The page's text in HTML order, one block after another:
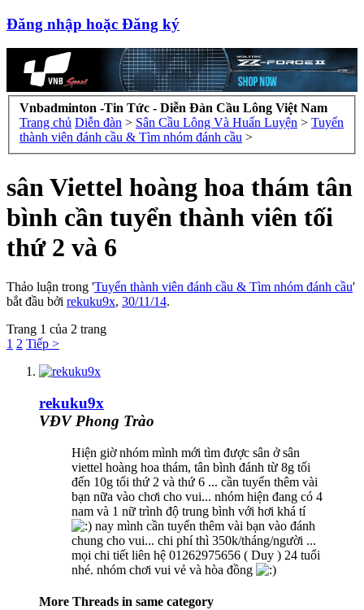
Đăng nhập hoặc Đăng ký
Vnbadminton -Tin Tức - Diễn Đàn Cầu Lông Việt Nam
Trang chủ Diễn đàn > Sân Cầu Lông Và Huấn Luyện > Tuyển
thành viên đánh cầu & Tìm nhóm đánh cầu >
sân Viettel hoàng hoa thám tân
bình cần tuyển thành viên tối
thứ 2 và 6
Thảo luận trong 'Tuyển thành viên đánh cầu & Tìm nhóm đánh cầu'
bắt đầu bởi rekuku9x, 30/11/14.
Trang 1 của 2 trang
1 2 Tiếp >
rekuku9x
VĐV Phong Trào
Hiện giờ nhóm mình mới tìm được sân ở sân
viettel hoàng hoa thám, tân bình đánh từ 8g tối
đến 10g tối thứ 2 và thứ 6 ... cần tuyển thêm vài
bạn nữa vào chơi cho vui... nhóm hiện đang có 4
nam và 1 nữ trình độ trung bình với hơi khá tí
nay mình cần tuyển thêm vài bạn vào đánh
chung cho vui... chi phí thì 350k/tháng/người ...
mọi chi tiết liên hệ 01262975656 ( Duy ) 24 tuổi
nhé. nhóm chơi vui vẻ và hòa đồng
More Threads in same category